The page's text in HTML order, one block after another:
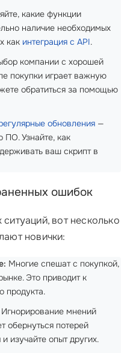
какие функции
наличие необходимых
как интеграция с API.
компании с хорошей
покупки играет важную
обратиться за помощью
обновления —
ПО. Узнайте, как
ваш скрипт в
ошибок
вот несколько
новички:
Многие спешат с покупкой,
Это приводит к
продукта.
Игнорирование мнений
обернуться потерей
изучайте опыт других.